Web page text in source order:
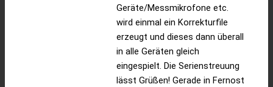
Geräte/Messmikrofone etc.
wird einmal ein Korrekturfile
erzeugt und dieses dann überall
in alle Geräten gleich
eingespielt. Die Serienstreuung
lässt Grüßen! Gerade in Fernost